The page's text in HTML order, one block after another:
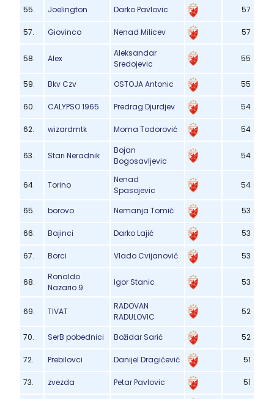
55. Joelington Darko Pavlovic 57
57. Giovinco Nenad Milicev 57
58. Alex
Aleksandar
Sredojevic
55
59. Bkv Czv OSTOJA Antonic 55
60. CALYPSO 1965 Predrag Djurdjev 54
62. wizardmtk Moma Todorović 54
63. Stari Neradnik
Bojan
Bogosavljevic
54
64. Torino
Nenad
Spasojevic
54
65. borovo Nemanja Tomić 53
66. Bajinci Darko Lajić 53
67. Borci Vlado Cvijanović 53
68.
Ronaldo
Nazario 9
Igor Stanic 53
69. TIVAT
RADOVAN
RADULOVIC
52
70. SerB pobednici Božidar Sarić 52
72. Prebilovci Danijel Dragićević 51
73. zvezda Petar Pavlovic 51